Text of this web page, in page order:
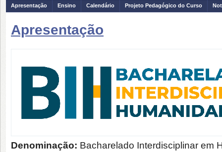
Apresentação Ensino Calendário Projeto Pedagógico do Curso
Apresentação
Denominação: Bacharelado Interdisciplinar em